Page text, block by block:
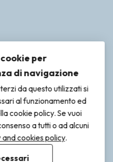
per
di navigazione
da questo utilizzati si
al funzionamento ed
cookie policy. Se vuoi
a tutti o ad alcuni
cookies policy.